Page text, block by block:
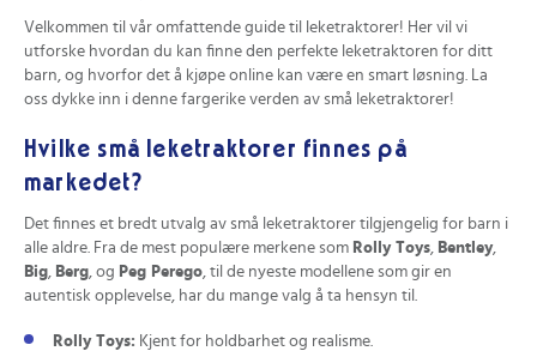
Velkommen til vår omfattende guide til leketraktorer! Her vil vi
utforske hvordan du kan finne den perfekte leketraktoren for ditt
barn, og hvorfor det å kjøpe online kan være en smart løsning. La
oss dykke inn i denne fargerike verden av små leketraktorer!
Hvilke små leketraktorer finnes på
markedet?
Det finnes et bredt utvalg av små leketraktorer tilgjengelig for barn i
alle aldre. Fra de mest populære merkene som Rolly Toys Bentley,
Big
Berg , og Peg Perego , til de nyeste modellene som gir en
autentisk opplevelse, har du mange valg å ta hensyn til.
Rolly Toys: Kjent for holdbarhet og realisme.